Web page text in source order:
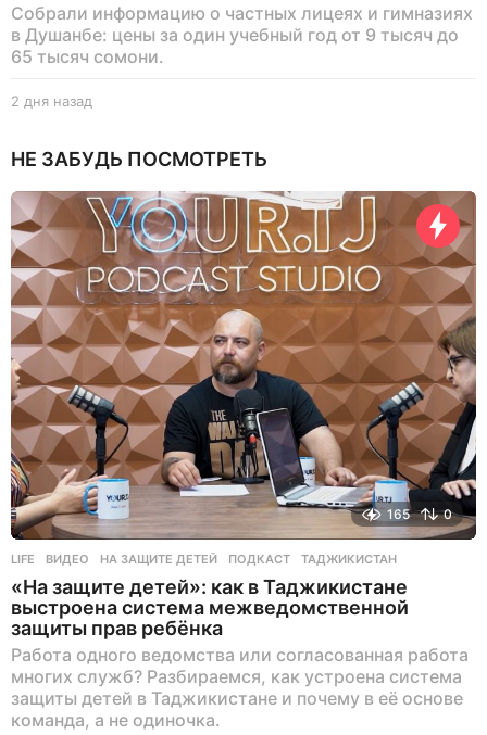
Собрали информацию о частных лицеях и гимназиях
в Душанбе: цены за один учебный год от 9 тысяч до
65 тысяч сомони.
2 дня назад
я
а
з
д
НЕ ЗАБУДЬ ПОСМОТРЕТЬ
165 0
LIFE ВИДЕО ,НА ЗАЩИТЕ ДЕТЕЙ ,ПОДКАСТ ,ТАДЖИКИСТАН
«На защите детей»: как в Таджикистане
выстроена система межведомственной
защиты прав ребёнка
Работа одного ведомства или согласованная работа
многих служб? Разбираемся, как устроена система
защиты детей в Таджикистане и почему в её основе
команда, а не одиночка.